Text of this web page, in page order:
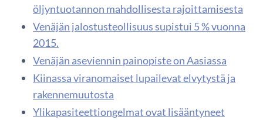
öljyntuotannon mahdollisesta rajoittamisesta
Venäjän jalostusteollisuus supistui 5 % vuonna
2015.
Venäjän aseviennin painopiste on Aasiassa
Kiinassa viranomaiset lupailevat elvytystä ja
rakennemuutosta
Ylikapasiteettiongelmat ovat lisääntyneet